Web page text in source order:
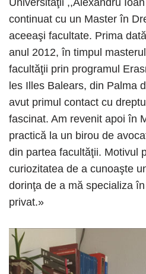
Universităţii ,,Alexandru
continuat cu un Master în
aceeaşi facultate. Prima
anul 2012, în timpul
facultăţii prin programul
les Illes Balears, din Palma
avut primul contact cu
fascinat. Am revenit apoi în
practică la un birou de
din partea facultăţii. Motivul
curiozitatea de a cunoaşte
dorinţa de a mă specializa
privat.»